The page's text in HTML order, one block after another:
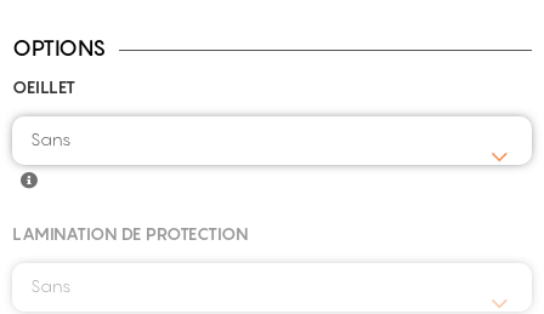
OPTIONS
OEILLET
Sans
LAMINATION DE PROTECTION
Sans